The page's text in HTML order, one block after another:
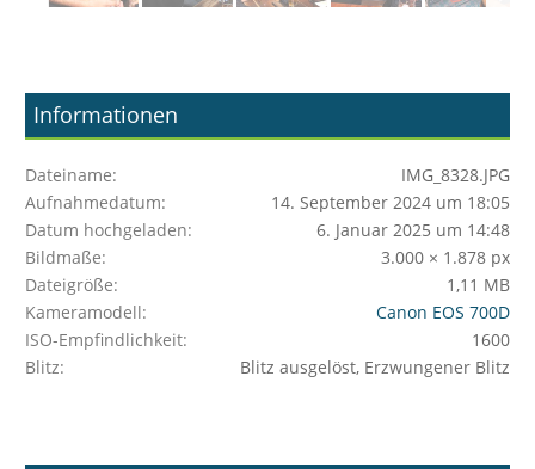
Informationen
Dateiname
IMG_8328.JPG
Aufnahmedatum
14. September 2024 um 18:05
Datum hochgeladen
6. Januar 2025 um 14:48
Bildmaße
3.000 × 1.878 px
Dateigröße
1,11 MB
Kameramodell
Canon EOS 700D
ISO-Empfindlichkeit
1600
Blitz
Blitz ausgelöst, Erzwungener Blitz